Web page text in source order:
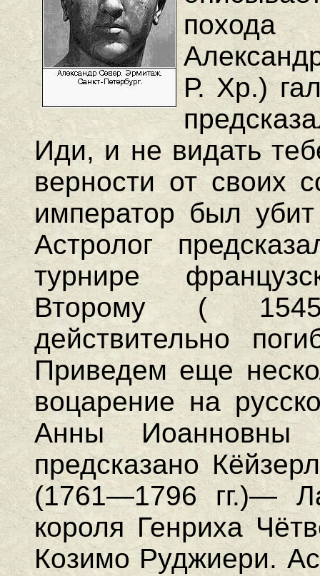
похода
Р. Хр.)
Иди, и не видать
верности от своих
император был
Астролог
турнире
Второму (
действительно
Приведем еще
воцарение на
Анны Иоанновны
предсказано
(1761—1796 гг.)—
короля Генриха
Козимо Руджиери.